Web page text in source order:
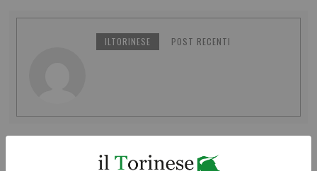
ILTORINESE POST RECENTI